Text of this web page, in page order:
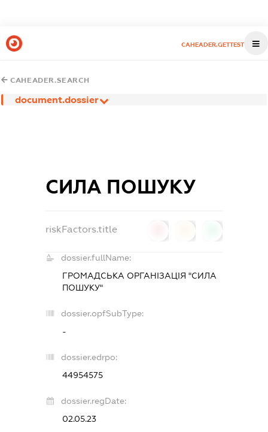
CAHEADER.GETTEST
CAHEADER.SEARCH
document.dossier
СИЛА ПОШУКУ
riskFactors.title
dossier.fullName:
ГРОМАДСЬКА ОРГАНІЗАЦІЯ "СИЛА
ПОШУКУ"
dossier.opfSubType:
-
dossier.edrpo:
44954575
dossier.regDate:
02.05.23